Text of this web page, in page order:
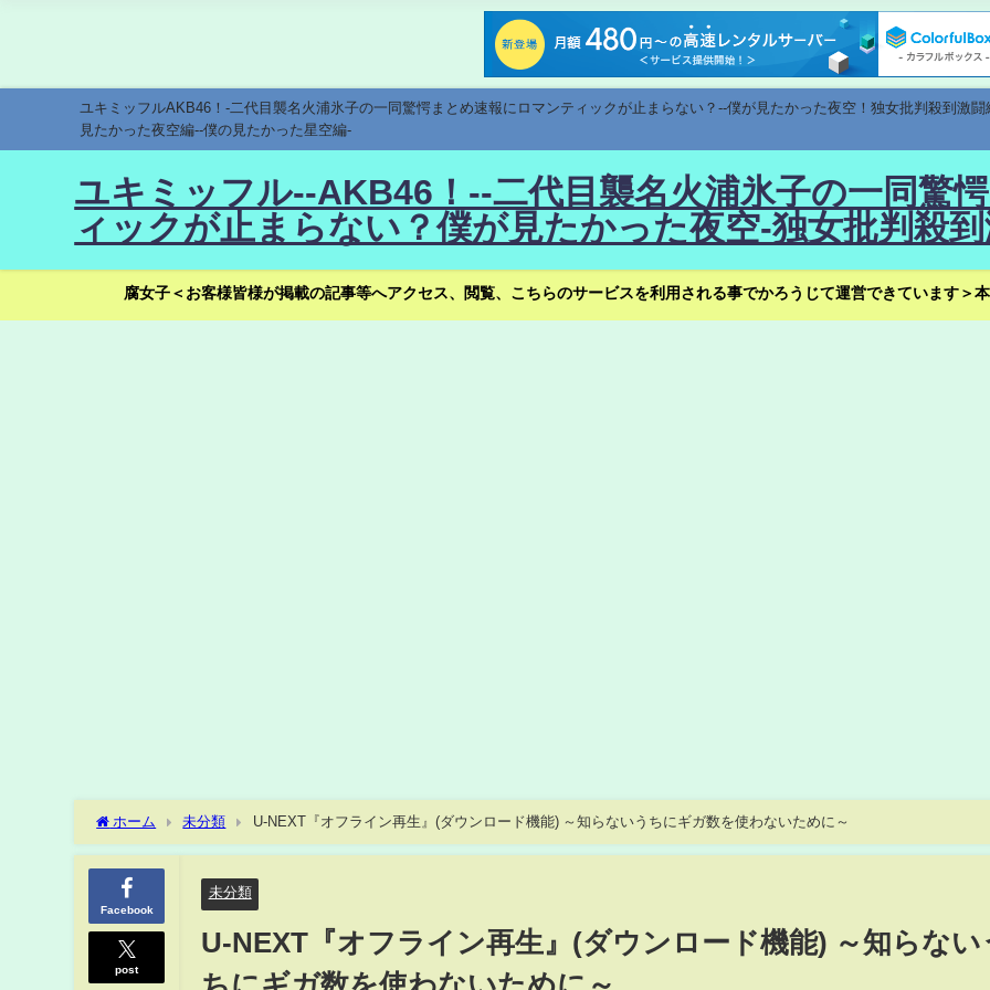
ユキミッフルAKB46！-二代目襲名火浦氷子の一同驚愕まとめ速報にロマンティックが止まらない？--僕が見たかった夜空！独女批判殺到激
見たかった夜空編--僕の見たかった星空編-
ユキミッフル--AKB46！--二代目襲名火浦氷子の一同驚
ィックが止まらない？僕が見たかった夜空-独女批判殺
腐女子＜お客様皆様が掲載の記事等へアクセス、閲覧、こちらのサービスを利用される事でかろうじて運営できています＞
ホーム 未分類 U-NEXT『オフライン再生』(ダウンロード機能) ～知らないうちにギガ数を使わないために～
Facebook
post
未分類
U-NEXT『オフライン再生』(ダウンロード機能) ～知らない
ちにギガ数を使わないために～